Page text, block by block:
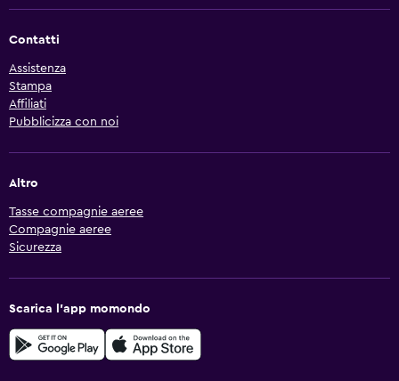
Contatti
Assistenza
Stampa
Affiliati
Pubblicizza con noi
Altro
Tasse compagnie aeree
Compagnie aeree
Sicurezza
Scarica l'app momondo